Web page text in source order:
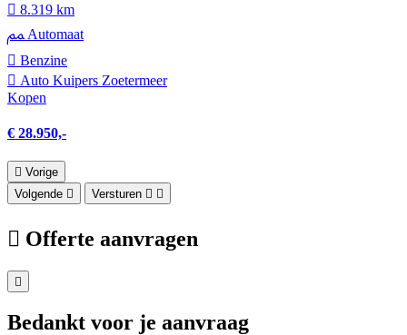
8.319 km
Automaat
Benzine
Auto Kuipers Zoetermeer
Kopen
€ 28.950,-
Vorige
Volgende
Versturen
Offerte aanvragen
Bedankt voor je aanvraag